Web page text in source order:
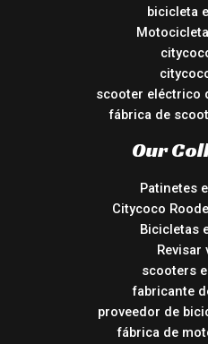
bicicleta
scooter eléctrico
fábrica de
Our
Patinetes
Citycoco
Bicicletas
Revisar
scooters
fabricante
proveedor de
fábrica de